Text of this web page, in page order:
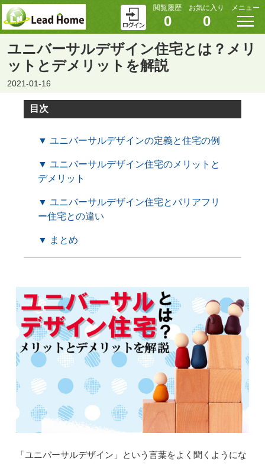
閲覧履歴
0
お気に入り
0
メニュー
ユニバーサルデザイン住宅とは？メリ
ットとデメリットを解説
2021-01-16
目次
▼ ユニバーサルデザインの定義と住宅の例
▼ ユニバーサルデザイン住宅のメリットと
デメリット
▼ ユニバーサルデザイン住宅とバリアフリ
ー住宅との違い
▼ まとめ
「ユニバーサルデザイン」という言葉をよく聞くようにな